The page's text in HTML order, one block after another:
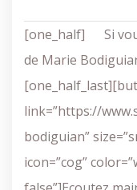
[one_half]
Si
de Marie
link=”https://
bodiguian”
icon=”cog”